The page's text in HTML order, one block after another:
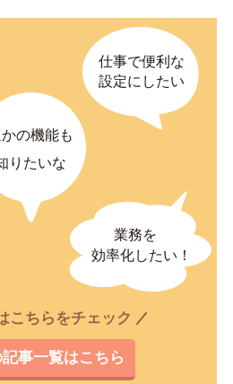
こちらをチェック
事一覧はこちら